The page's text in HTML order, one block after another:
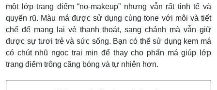
một lớp trang điểm “no-makeup” nhưng vẫn rất tinh tế và
quyến rũ. Màu má được sử dụng cùng tone với môi và tiết
chế để mang lại vẻ thanh thoát, sang chảnh mà vẫn giữ
được sự tươi trẻ và sức sống. Bạn có thể sử dụng kem má
có chút nhũ ngọc trai mịn để thay cho phấn má giúp lớp
trang điểm trông căng bóng và tự nhiên hơn.